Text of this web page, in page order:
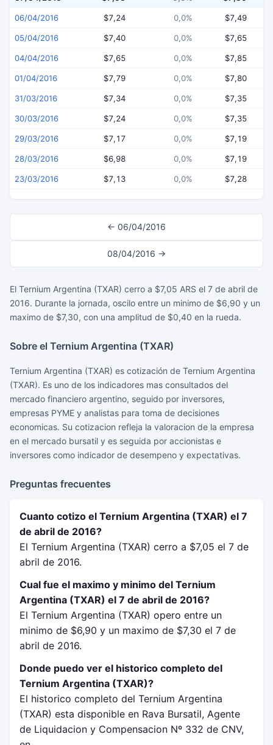
06/04/2016 $7,24 0,0% $7,49
05/04/2016 $7,40 0,0% $7,65
04/04/2016 $7,65 0,0% $7,85
01/04/2016 $7,79 0,0% $7,80
31/03/2016 $7,34 0,0% $7,35
30/03/2016 $7,24 0,0% $7,35
29/03/2016 $7,17 0,0% $7,19
28/03/2016 $6,98 0,0% $7,19
23/03/2016 $7,13 0,0% $7,28
← 06/04/2016
08/04/2016 →
El Ternium Argentina (TXAR) cerro a $7,05 ARS el 7 de abril de
2016. Durante la jornada, oscilo entre un minimo de $6,90 y un
maximo de $7,30, con una amplitud de $0,40 en la rueda.
Sobre el Ternium Argentina (TXAR)
Ternium Argentina (TXAR) es cotización de Ternium Argentina
(TXAR). Es uno de los indicadores mas consultados del
mercado financiero argentino, seguido por inversores,
empresas PYME y analistas para toma de decisiones
economicas. Su cotizacion refleja la valoracion de la empresa
en el mercado bursatil y es seguida por accionistas e
inversores como indicador de desempeno y expectativas.
Preguntas frecuentes
Cuanto cotizo el Ternium Argentina (TXAR) el 7
de abril de 2016?
El Ternium Argentina (TXAR) cerro a $7,05 el 7 de
abril de 2016.
Cual fue el maximo y minimo del Ternium
Argentina (TXAR) el 7 de abril de 2016?
El Ternium Argentina (TXAR) opero entre un
minimo de $6,90 y un maximo de $7,30 el 7 de
abril de 2016.
Donde puedo ver el historico completo del
Ternium Argentina (TXAR)?
El historico completo del Ternium Argentina
(TXAR) esta disponible en Rava Bursatil, Agente
de Liquidacion y Compensacion Nº 332 de CNV,